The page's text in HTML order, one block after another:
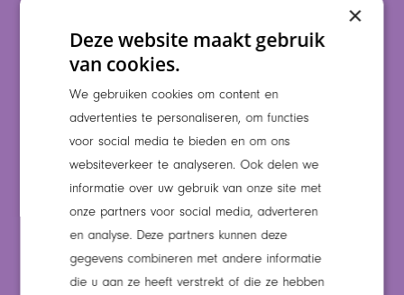
Huishoudelijke thuiszorg
Dagbesteding en ontmoetingsdagen
Thuiszorg
Logeerzorg en Regiewonen
Verpleeghuiszorg
Locaties
De Notenhoff (Verpleeghuis)
Wijkestein (Verpleeghuis)
×
Deze website maakt gebruik
van cookies.
We gebruiken cookies om content en
advertenties te personaliseren, om functies
voor social media te bieden en om ons
websiteverkeer te analyseren. Ook delen we
informatie over uw gebruik van onze site met
onze partners voor social media, adverteren
en analyse. Deze partners kunnen deze
gegevens combineren met andere informatie
die u aan ze heeft verstrekt of die ze hebben